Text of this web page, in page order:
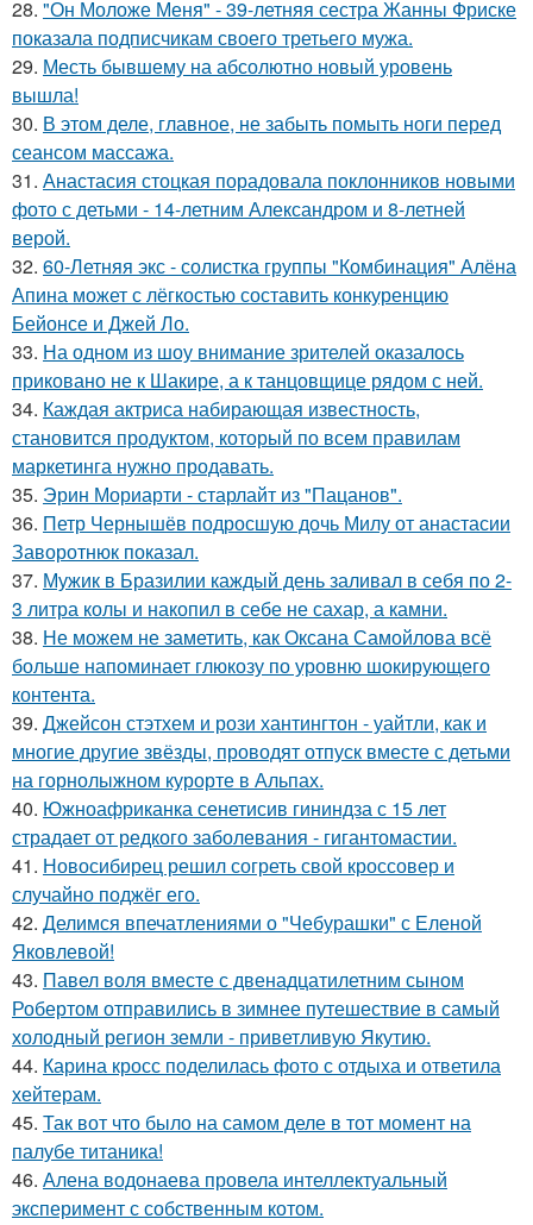
28. "Он Моложе Меня" - 39-летняя сестра Жанны Фриске
показала подписчикам своего третьего мужа.
29. Месть бывшему на абсолютно новый уровень
вышла!
30. В этом деле, главное, не забыть помыть ноги перед
сеансом массажа.
31. Анастасия стоцкая порадовала поклонников новыми
фото с детьми - 14-летним Александром и 8-летней
верой.
32. 60-Летняя экс - солистка группы "Комбинация" Алёна
Апина может с лёгкостью составить конкуренцию
Бейонсе и Джей Ло.
33. На одном из шоу внимание зрителей оказалось
приковано не к Шакире, а к танцовщице рядом с ней.
34. Каждая актриса набирающая известность,
становится продуктом, который по всем правилам
маркетинга нужно продавать.
35. Эрин Мориарти - старлайт из "Пацанов".
36. Петр Чернышёв подросшую дочь Милу от анастасии
Заворотнюк показал.
37. Мужик в Бразилии каждый день заливал в себя по 2-
3 литра колы и накопил в себе не сахар, а камни.
38. Не можем не заметить, как Оксана Самойлова всё
больше напоминает глюкозу по уровню шокирующего
контента.
39. Джейсон стэтхем и рози хантингтон - уайтли, как и
многие другие звёзды, проводят отпуск вместе с детьми
на горнолыжном курорте в Альпах.
40. Южноафриканка сенетисив гининдза с 15 лет
страдает от редкого заболевания - гигантомастии.
41. Новосибирец решил согреть свой кроссовер и
случайно поджёг его.
42. Делимся впечатлениями о "Чебурашки" с Еленой
Яковлевой!
43. Павел воля вместе с двенадцатилетним сыном
Робертом отправились в зимнее путешествие в самый
холодный регион земли - приветливую Якутию.
44. Карина кросс поделилась фото с отдыха и ответила
хейтерам.
45. Так вот что было на самом деле в тот момент на
палубе титаника!
46. Алена водонаева провела интеллектуальный
эксперимент с собственным котом.